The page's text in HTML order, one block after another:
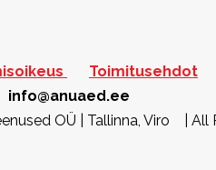
Toimitusehdot
info@anuaed.ee
OÜ | Tallinna, Viro | All